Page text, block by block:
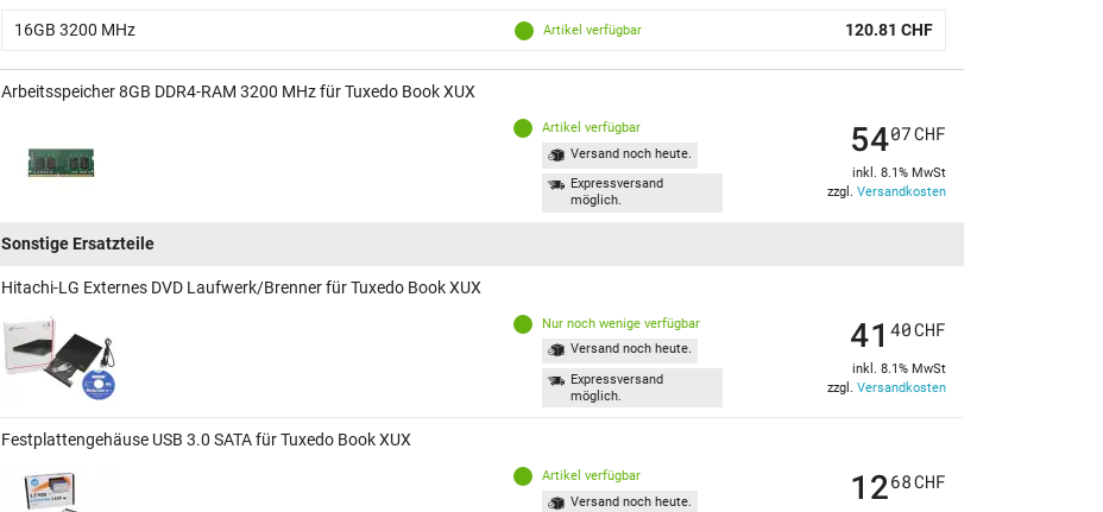
16GB 3200 MHz Artikel verfügbar 120.81 CHF
Arbeitsspeicher 8GB DDR4-RAM 3200 MHz für Tuxedo Book XUX
Artikel verfügbar
Versand noch heute.
Expressversand
möglich.
5407CHF
inkl. 8.1% MwSt
zzgl. Versandkosten
Sonstige Ersatzteile
Hitachi-LG Externes DVD Laufwerk/Brenner für Tuxedo Book XUX
Nur noch wenige verfügbar
Versand noch heute.
Expressversand
möglich.
4140CHF
inkl. 8.1% MwSt
zzgl. Versandkosten
Festplattengehäuse USB 3.0 SATA für Tuxedo Book XUX
Artikel verfügbar
Versand noch heute.
1268CHF